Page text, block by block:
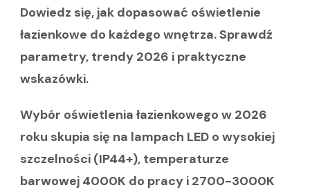
Dowiedz się, jak dopasować oświetlenie
łazienkowe do każdego wnętrza. Sprawdź
parametry, trendy 2026 i praktyczne
wskazówki.
Wybór oświetlenia łazienkowego w 2026
roku skupia się na lampach LED o wysokiej
szczelności (IP44+), temperaturze
barwowej 4000K do pracy i 2700-3000K